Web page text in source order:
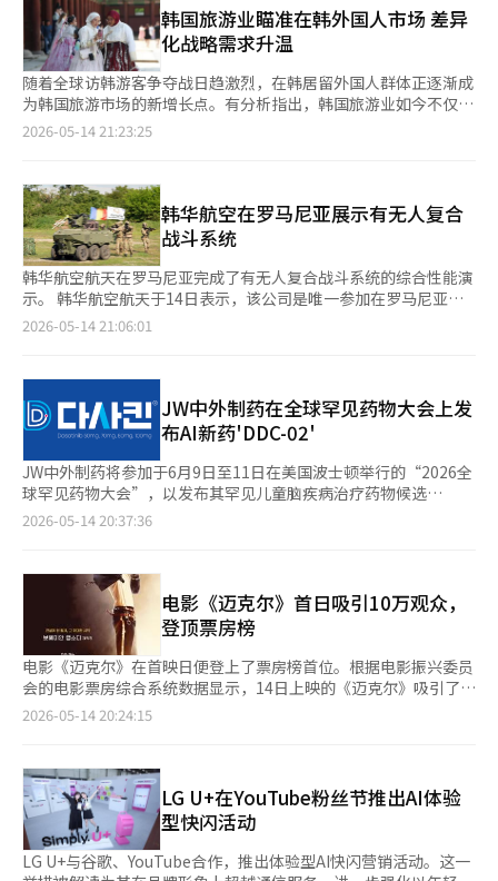
表示：“党的立场当然是越快越好，但现实上在选举活动前，确实
比较困难。实际的讨论和确认将在6月进行。” 对于之前郑承来代
表所宣称的“常务委员会独占”以及国民力量所要求的法制司法委
员会主席等具体的常务委员会分配问题，李发言人表示：“在目前
的情况下，做出判断是困难的。应该会经过充分考虑后再进行任
命。” 此外，民主党强调，正在持续要求于13日党内选出的国会
议长及副议长候选人赵正熙、南仁顺等于20日召开全体会议以进行
全体会议，为了防止宪政秩序中断，必须在前半期国会议长任期结
束之前完成后半期的领导班子选举。希望国民力量在完成领导班子
选举的情况下，能够顺利进行协商。”※ 本报道经人工智能（AI）
系统翻译与编辑。
韩国旅游业瞄准在韩外国人市场 差异
化战略需求升温
随着全球访韩游客争夺战日趋激烈，在韩居留外国人群体正逐渐成
为韩国旅游市场的新增长点。有分析指出，韩国旅游业如今不仅需
要吸引首次访韩游客，更应针对“熟悉韩国的外国人”制定差异化
录，这意味着在韩外国人市场同样具备可观潜力。 从主要国籍来
看，截至2025年，中国籍在韩居留人数达98.067万人，占整体的
35.2%；其后依次为越南33.7183万人、美国18.023万人、泰国
16.9848万人以及乌兹别克斯坦10.2804万人。 分析指出，在韩外
国人已不仅是单纯的居留群体，而正逐渐成为带动韩国地方旅游消
费的新兴消费层，同时也在发挥吸引本国亲友访韩的桥梁作用。
韩国文化体育观光部与韩国旅游发展局日前发布《在韩外国人旅游
市场实态调查》报告。该调查将约占韩国总人口5%的在韩外国人
考。 调查结果显示，在韩外国人的国内旅游参与度较高。以1000
名在韩外国人为对象进行的调查显示，过去一年内，69.1%的受访
者有过一日游经历，58.8%有过过夜旅行经历；年均一日游次数为
3.7次，过夜旅行约为2次。 从旅行偏好来看，最受欢迎的活动为欣
赏自然风光，占比达85.7%，其后为美食体验（64.2%）。此外，
相较于跟团游，93.8%的受访者更偏好自由行。 旅行消费规模同样
不容忽视。调查显示，人均旅行支出达26.6万韩元（约合人民币
1210元）。分析认为，在韩外国人的旅游消费已对地区经济及内
也呈现出差异。持专业就业签证的外国人中过夜旅行比例最高，达
到74%，平均过夜旅行次数为3.11次；留学生群体的一日游比例则
最高，达到79.1%。 地区偏好方面，一日游主要集中在京畿道
（36%）、首尔（30.8%）、釜山（22.7%）、江原道（22%）及
仁川（16.6%）等首都圈及大城市；而过夜旅行则更偏向江原道
（27.7%）、釜山（27.4%）和济州（20.8%）等非首都圈地区。
从未来出游计划来看，85.9%的受访者表示未来一年内有韩国国内
旅行计划，平均计划次数为4次。其中，66.3%的受访者表示有意
2026-05-14 21:23:25
韩华航空在罗马尼亚展示有无人复合
战斗系统
韩华航空航天在罗马尼亚完成了有无人复合战斗系统的综合性能演
示。 韩华航空航天于14日表示，该公司是唯一参加在罗马尼亚布
加勒斯特附近户外战术训练场举行的国际防务展会（BSDA 2026）
Robotics开发的THeMIS的综合运用的有无人复合战斗系统演示。
特别是实现了有人装甲车与无人地面车辆联动的未来战场场景。
GRUNT和THeMIS无人地面车辆在危险区域前方投入，执行与无
人机联动的侦察和监视任务，而Tigon装甲车则负责运输兵力和火
力支援。 随后进行了利用无人车辆进行物资补给和伤员后送的演
示。GRUNT是基于现有的Arion Smets开发的下一代多用途无人
车辆。在现场，展示了其混合驱动方式、最大900公斤的载重能
力、自主跟随驾驶、自动识别与追踪、电子战应对能力等，备受瞩
人车辆首次在欧洲现场进行实际性能演示。被评价为展示了在欧洲
和全球多用途无人车辆市场的竞争力。 近年来，防务行业对有无
人复合系统的需求逐渐增加，以减少人员损失并提高作战持续性。
韩华航空航天LS4事业部部长朴炳浩表示：“国内开发的UGV在欧
洲首次性能演示成功，证明了技术竞争力和运用扩展性在全球市场
上的有效性。”他还表示：“在实机动环境中验证了有无人复合系
统的能力，对国军正在推进的多用途无人系统发展方向也具有特殊
意义。”※ 本报道经人工智能（AI）系统翻译与编辑。
2026-05-14 21:06:01
JW中外制药在全球罕见药物大会上发
布AI新药'DDC-02'
JW中外制药将参加于6月9日至11日在美国波士顿举行的“2026全
球罕见药物大会”，以发布其罕见儿童脑疾病治疗药物候选
物‘DDC-02’的非临床研究结果。JW中外制药于14日表示，
物质通过AI基础的新药开发平台‘JWave’得出，目前正在进行安
全性评估。JW中外制药计划通过此次大会向全球市场介绍研究成
果，并扩大技术合作机会。JW中外制药相关人士表示：“此次大
会的发布是JW在罕见儿童脑疾病领域展示创新新药候选物潜力的
重要时刻”，并表示：“我们将通过与罕见疾病领域专家的深入交
流，扩大技术合作等多种合作机会，加快新药开发，以提升患者的
生活质量。”◆博领推出CML治疗药物‘Dasakin’……进入二代
仿制药市场博领于14日推出了慢性骨髓性白血病（CML）治疗药
药，作为一种选择性抑制癌细胞生长的BCR-ABL酪氨酸激酶的二
代靶向抗癌药，提供20至100mg共五种剂量，其中包括国内唯一
的70mg剂量，以提高患者的个性化治疗和用药便利性。此外，较
低的药价也有望减轻患者的经济负担。博领在推出Dasakin的同
时，扩展了CML治疗产品线，继1代治疗药物‘Glima（伊马替
尼）’之后，为耐药或副作用患者提供连续治疗选择。目前，博领
2026-05-14 20:37:36
电影《迈克尔》首日吸引10万观众，
登顶票房榜
电影《迈克尔》在首映日便登上了票房榜首位。根据电影振兴委员
会的电影票房综合系统数据显示，14日上映的《迈克尔》吸引了
99,903名观众，成功夺得票房冠军，累计观众人数达到118,493
日便吸引了大量观众。票房第二位是《穿普拉达的女王2》，在同
一时期吸引了29,970名观众，累计观众人数为1,299,742人。韩国
电影《杀目地》以16,444名观众保持在票房第三位，累计观众人数
为3,067,181人。尽管已上映六周，该片仍在票房榜上保持强劲表
现，展现出长线票房的潜力。为庆祝《杀目地》突破300万观众，
2026-05-14 20:24:15
LG U+在YouTube粉丝节推出AI体验
型快闪活动
LG U+与谷歌、YouTube合作，推出体验型AI快闪营销活动。这一